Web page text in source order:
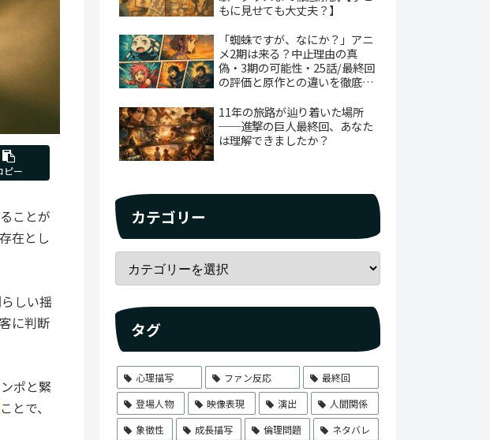
ピー
ことが
在とし
しい揺
に判断
ポと緊
ことで、
もに見せても大丈夫？】
「蜘蛛ですが、なにか？」アニ
メ2期は来る？中止理由の真
偽・3期の可能性・25話/最終回
の評価と原作との違いを徹底解
11年の旅路が辿り着いた場所
──進撃の巨人最終回、あなた
は理解できましたか？
カテゴリー
タグ
心理描写 ファン反応
最終回
登場人物
映像表現 演出
人間関係
象徴性
成長描写 倫理問題
ネタバレ